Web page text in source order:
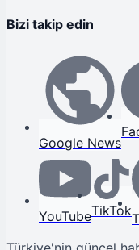
Bizi takip edin
Google News
YouTubeTikTok